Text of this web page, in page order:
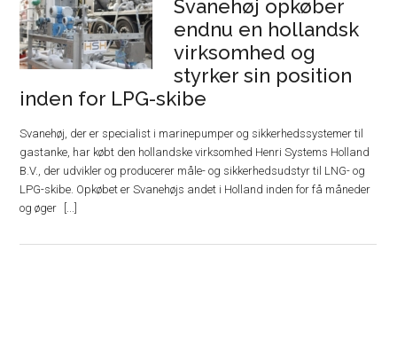
Svanehøj opkøber
endnu en hollandsk
virksomhed og
styrker sin position
inden for LPG-skibe
Svanehøj, der er specialist i marinepumper og sikkerhedssystemer til
gastanke, har købt den hollandske virksomhed Henri Systems Holland
B.V., der udvikler og producerer måle- og sikkerhedsudstyr til LNG- og
LPG-skibe. Opkøbet er Svanehøjs andet i Holland inden for få måneder
og øger